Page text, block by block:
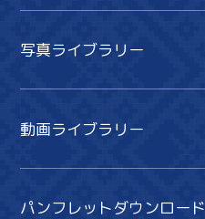
写真ライブラリー
動画ライブラリー
パンフレットダウンロード